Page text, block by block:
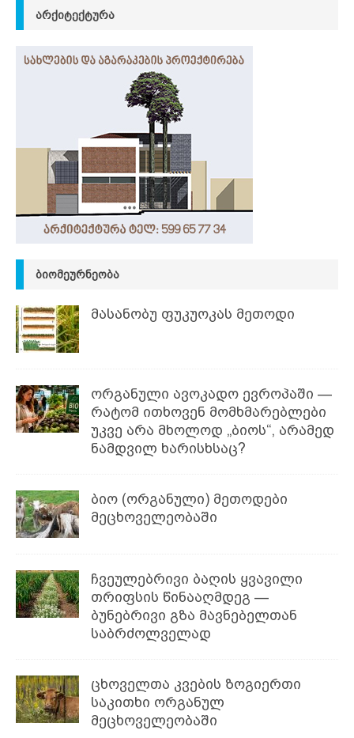
ᲐᲠᲥᲘᲢᲔᲥᲢᲣᲠᲐ
ᲑᲘᲝᲛᲔᲣᲠᲜᲔᲝᲑᲐ
მასანობუ ფუკუოკას მეთოდი
ორგანული ავოკადო ევროპაში —
რატომ ითხოვენ მომხმარებლები
უკვე არა მხოლოდ „ბიოს“, არამედ
ნამდვილ ხარისხსაც?
ბიო (ორგანული) მეთოდები
მეცხოველეობაში
ჩვეულებრივი ბაღის ყვავილი
თრიფსის წინააღმდეგ —
ბუნებრივი გზა მავნებელთან
საბრძოლველად
ცხოველთა კვების ზოგიერთი
საკითხი ორგანულ
მეცხოველეობაში